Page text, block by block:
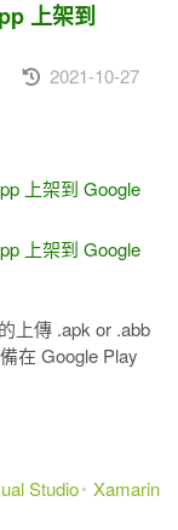
上架到
2021-10-27
上架到 Google
上架到 Google
上傳 .apk or .abb
在 Google Play
Studio Xamarin